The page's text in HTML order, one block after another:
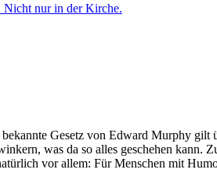
Nicht nur in der Kirche.
Gesetz von Edward Murphy
was da so alles geschehen
vor allem: Für Menschen mit